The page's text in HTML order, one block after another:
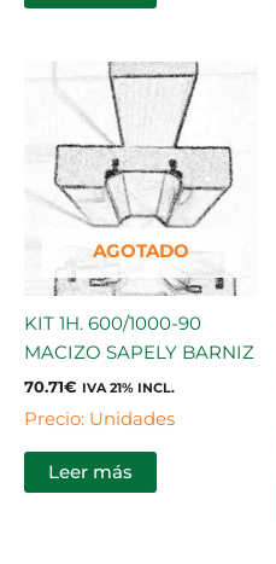
AGOTADO
KIT 1H. 600/1000-90
MACIZO SAPELY BARNIZ
70.71€ IVA 21% INCL.
Precio: Unidades
Leer más